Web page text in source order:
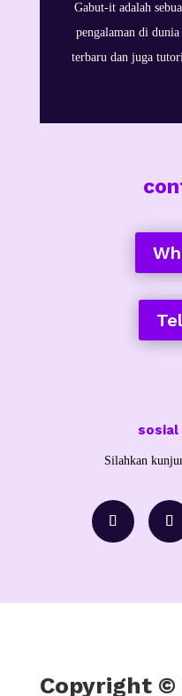
Gabut-it adalah
pengalaman di
terbaru dan juga
sosial
Silahkan
Copyright ©